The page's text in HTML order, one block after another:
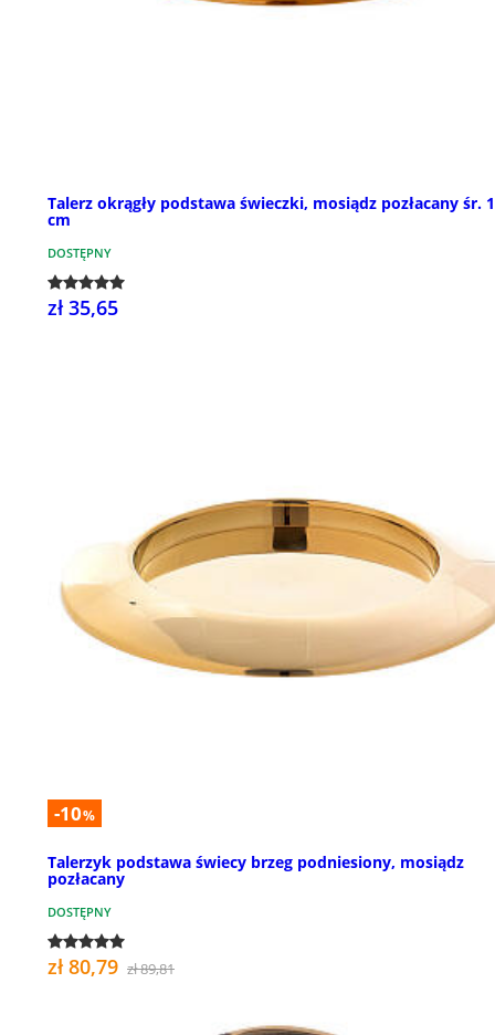
Talerz okrągły podstawa świeczki, mosiądz pozłacany śr.
cm
DOSTĘPNY
zł 35,65
-10%
Talerzyk podstawa świecy brzeg podniesiony, mosiądz
pozłacany
DOSTĘPNY
zł 80,79 zł 89,81